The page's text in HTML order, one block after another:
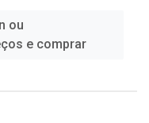
ou
e comprar